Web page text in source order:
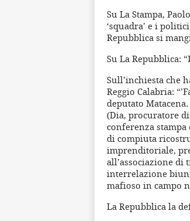
Su La Stampa,
‘squadra’ e i
Repubblica si
Su La Repubblica:
Sull’inchiesta che
Reggio Calabria:
deputato
(Dia, procuratore
conferenza
di compiuta
imprenditoriale,
all’associazione di
interrelazione
mafioso in campo
La Repubblica la